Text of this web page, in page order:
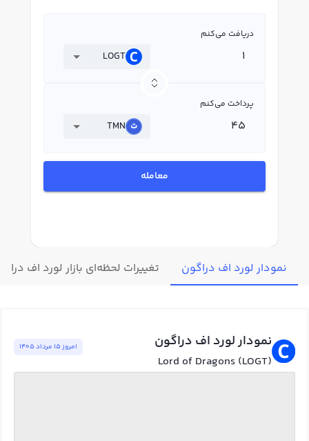
دریافت می‌کنم
LOGT
پرداخت می‌کنم
TMN
معامله
نمودار لورد اف دراگون تغییرات لحظه‌ای بازار لورد اف
نمودار لورد اف دراگون
Lord of Dragons (LOGT)
امروز ١٥ مرداد ١٤٠٥